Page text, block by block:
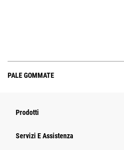
PALE GOMMATE
Prodotti
Servizi E Assistenza